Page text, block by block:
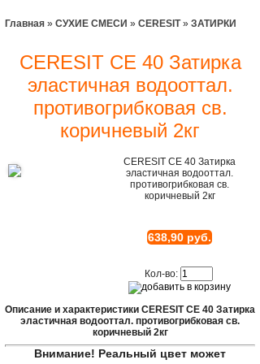
Главная » СУХИЕ СМЕСИ » CERESIT» ЗАТИРКИ
CERESIT CE 40 Затирка
эластичная водооттал.
противогрибковая св.
коричневый 2кг
CERESIT CE 40 Затирка
эластичная водооттал.
противогрибковая св.
коричневый 2кг
638,90 руб.
Кол-во:
Описание и характеристики CERESIT CE 40 Затирка
эластичная водооттал. противогрибковая св.
коричневый 2кг
Внимание! Реальный цвет может